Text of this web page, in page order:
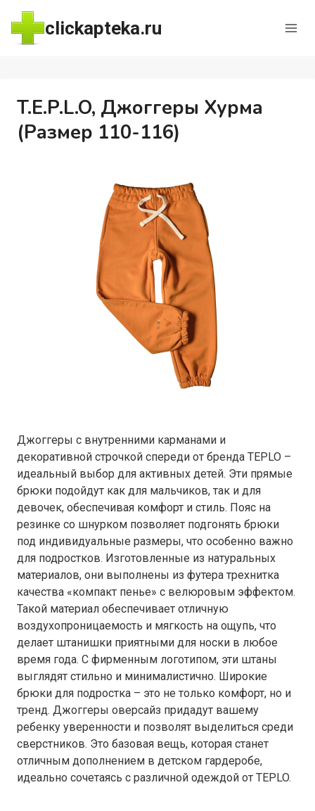
Перейти
содержимому
clickapteka.ru
T.E.P.L.O, Джоггеры Хурма
(Размер 110-116)
Джоггеры с внутренними карманами и
декоративной строчкой спереди от бренда TEPLO –
идеальный выбор для активных детей. Эти прямые
брюки подойдут как для мальчиков, так и для
девочек, обеспечивая комфорт и стиль. Пояс на
резинке со шнурком позволяет подгонять брюки
под индивидуальные размеры, что особенно важно
для подростков. Изготовленные из натуральных
материалов, они выполнены из футера трехнитка
качества «компакт пенье» с велюровым эффектом.
Такой материал обеспечивает отличную
воздухопроницаемость и мягкость на ощупь, что
делает штанишки приятными для носки в любое
время года. С фирменным логотипом, эти штаны
выглядят стильно и минималистично. Широкие
брюки для подростка – это не только комфорт, но и
тренд. Джоггеры оверсайз придадут вашему
ребенку уверенности и позволят выделиться среди
сверстников. Это базовая вещь, которая станет
отличным дополнением в детском гардеробе,
идеально сочетаясь с различной одеждой от TEPLO.